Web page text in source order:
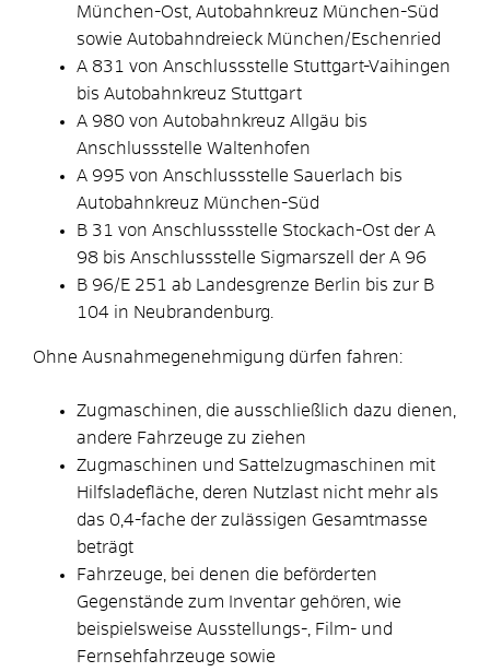
München-Ost, Autobahnkreuz München-Süd
sowie Autobahndreieck München/Eschenried
A 831 von Anschlussstelle Stuttgart-Vaihingen
bis Autobahnkreuz Stuttgart
A 980 von Autobahnkreuz Allgäu bis
Anschlussstelle Waltenhofen
A 995 von Anschlussstelle Sauerlach bis
Autobahnkreuz München-Süd
B 31 von Anschlussstelle Stockach-Ost der A
98 bis Anschlussstelle Sigmarszell der A 96
B 96/E 251 ab Landesgrenze Berlin bis zur B
104 in Neubrandenburg.
Ohne Ausnahmegenehmigung dürfen fahren:
Zugmaschinen, die ausschließlich dazu dienen,
andere Fahrzeuge zu ziehen
Zugmaschinen und Sattelzugmaschinen mit
Hilfsladefläche, deren Nutzlast nicht mehr als
das 0,4-fache der zulässigen Gesamtmasse
beträgt
Fahrzeuge, bei denen die beförderten
Gegenstände zum Inventar gehören, wie
beispielsweise Ausstellungs-, Film- und
Fernsehfahrzeuge sowie